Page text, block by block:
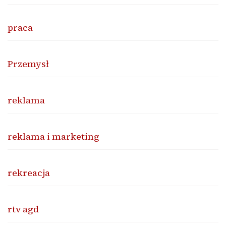
praca
Przemysł
reklama
reklama i marketing
rekreacja
rtv agd